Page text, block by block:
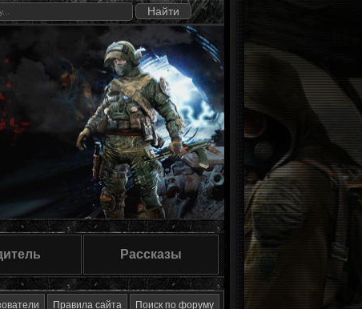
Рассказы
Правила сайта Поиск по форуму